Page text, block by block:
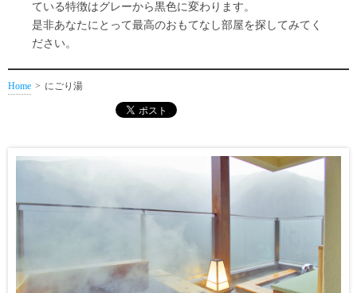
ている特徴はグレーから黒色に変わります。
是非あなたにとって最高のおもてなし部屋を探してみてく
ださい。
Home にごり湯